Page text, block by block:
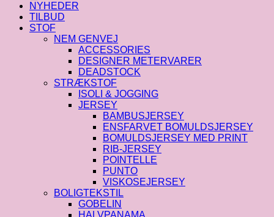
NYHEDER
TILBUD
STOF
NEM GENVEJ
ACCESSORIES
DESIGNER METERVARER
DEADSTOCK
STRÆKSTOF
ISOLI & JOGGING
JERSEY
BAMBUSJERSEY
ENSFARVET BOMULDSJERSEY
BOMULDSJERSEY MED PRINT
RIB-JERSEY
POINTELLE
PUNTO
VISKOSEJERSEY
BOLIGTEKSTIL
GOBELIN